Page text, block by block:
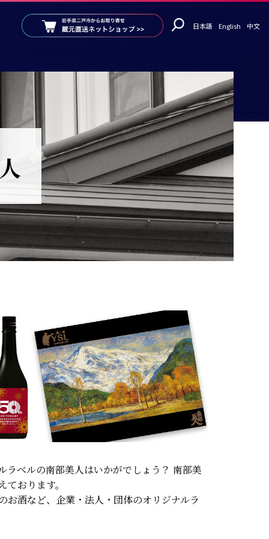
日本語 English 中文
ベルの南部美人はいかがでしょう？ 南部美
おります。
酒など、企業・法人・団体のオリジナルラ